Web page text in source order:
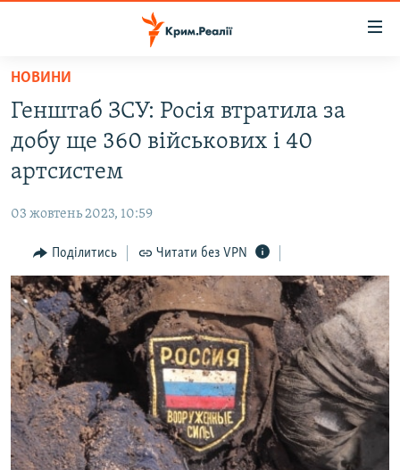
Перейти
основного
матеріалу
Перейти
до
основної
Перейти
до
пошуку
ВОДА.КРИМ
ВІДЕО ТА ФОТО
БЛОГИ
ПОГЛЯД
ІНТЕРВ'Ю
ВСЕ ЗА ДЕНЬ
СПЕЦПРОЕКТИ
ДЕПОРТАЦІЯ
ВІДЕОУРОКИ «ELIFBE»
СВІДЧЕННЯ ОКУПАЦІЇ
ЯК ОБІЙТИ БЛОКУВАННЯ
Русский
Qırımtatar
НОВИНИ
Генштаб ЗСУ: Росія втратила за
добу ще 360 військових і 40
артсистем
03 жовтень 2023, 10:59
Поділитись Читати без VPN